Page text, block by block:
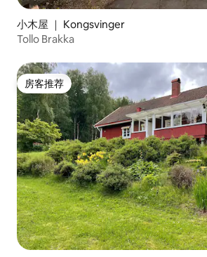
小木屋 ｜ Kongsvinger
Tollo Brakka
房客推荐
房客推荐